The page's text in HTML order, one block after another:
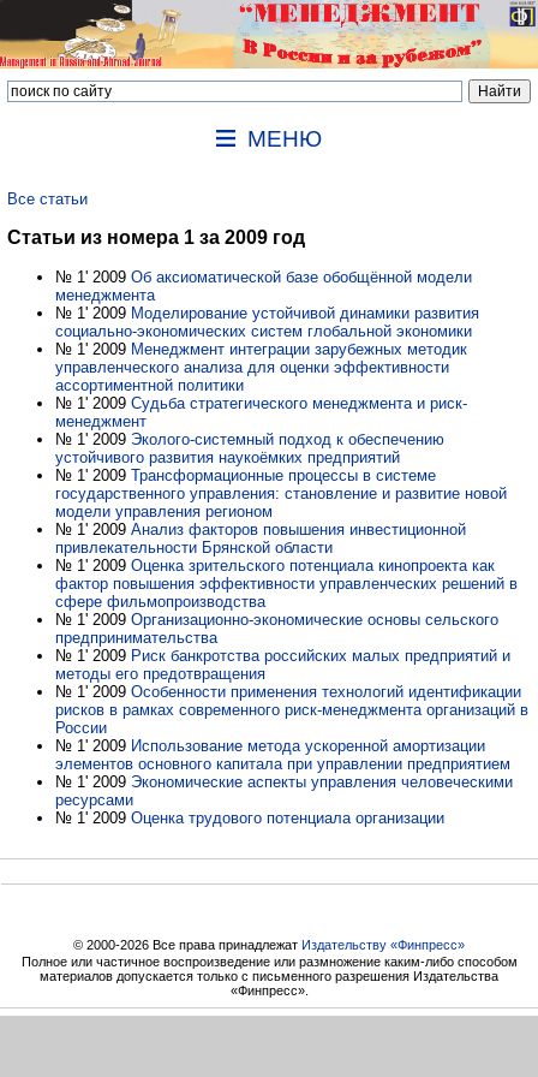
МЕНЮ
Все статьи
Статьи из номера 1 за 2009 год
№ 1' 2009 Об аксиоматической базе обобщённой модели
менеджмента
№ 1' 2009 Моделирование устойчивой динамики развития
социально-экономических систем глобальной экономики
№ 1' 2009 Менеджмент интеграции зарубежных методик
управленческого анализа для оценки эффективности
ассортиментной политики
№ 1' 2009 Судьба стратегического менеджмента и риск-
менеджмент
№ 1' 2009 Эколого-системный подход к обеспечению
устойчивого развития наукоёмких предприятий
№ 1' 2009 Трансформационные процессы в системе
государственного управления: становление и развитие новой
модели управления регионом
№ 1' 2009 Анализ факторов повышения инвестиционной
привлекательности Брянской области
№ 1' 2009 Оценка зрительского потенциала кинопроекта как
фактор повышения эффективности управленческих решений в
сфере фильмопроизводства
№ 1' 2009 Организационно-экономические основы сельского
предпринимательства
№ 1' 2009 Риск банкротства российских малых предприятий и
методы его предотвращения
№ 1' 2009 Особенности применения технологий идентификации
рисков в рамках современного риск-менеджмента организаций в
России
№ 1' 2009 Использование метода ускоренной амортизации
элементов основного капитала при управлении предприятием
№ 1' 2009 Экономические аспекты управления человеческими
ресурсами
№ 1' 2009 Оценка трудового потенциала организации
© 2000-2026 Все права принадлежат Издательству «Финпресс»
Полное или частичное воспроизведение или размножение каким-либо способом
материалов допускается только с письменного разрешения Издательства
«Финпресс».